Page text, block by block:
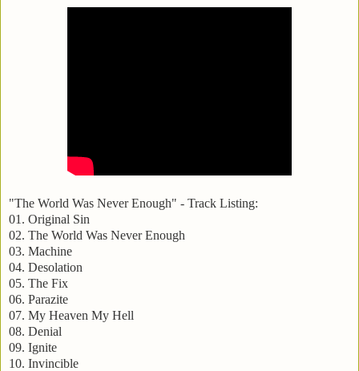
"The World Was Never Enough" - Track Listing:
01. Original Sin
02. The World Was Never Enough
03. Machine
04. Desolation
05. The Fix
06. Parazite
07. My Heaven My Hell
08. Denial
09. Ignite
10. Invincible